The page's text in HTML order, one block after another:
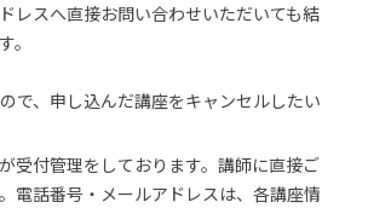
レスへ直接お問い合わせいただいても結
。
で、申し込んだ講座をキャンセルしたい
受付管理をしております。講師に直接ご
電話番号・メールアドレスは、各講座情